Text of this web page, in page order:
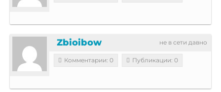
не в сети давно
Zbioibow
Комментарии: 0 Публикации: 0